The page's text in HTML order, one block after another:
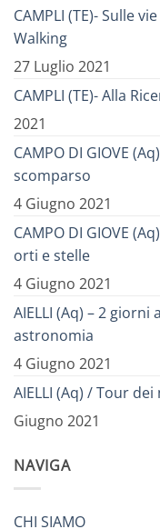
CAMPLI (TE)- Sulle
Walking
27 Luglio 2021
CAMPLI (TE)- Alla
2021
CAMPO DI GIOVE
scomparso
4 Giugno 2021
CAMPO DI GIOVE
orti e stelle
4 Giugno 2021
AIELLI (Aq) – 2
astronomia
4 Giugno 2021
AIELLI (Aq) / Tour
Giugno 2021
NAVIGA
CHI SIAMO